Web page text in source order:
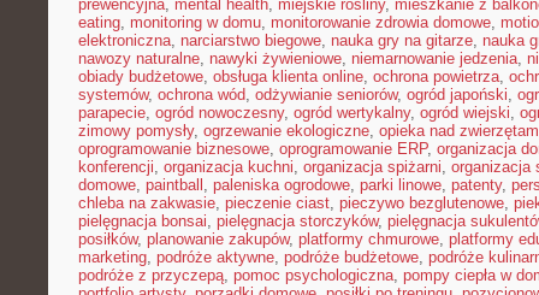
prewencyjna, mental health, miejskie rośliny, mieszkanie z
eating, monitoring w domu, monitorowanie zdrowia domowe,
elektroniczna, narciarstwo biegowe, nauka gry na gitarze, nauka
nawozy naturalne, nawyki żywieniowe, niemarnowanie jedzenia,
obiady budżetowe, obsługa klienta online, ochrona powietrza,
systemów, ochrona wód, odżywianie seniorów, ogród japoński,
parapecie, ogród nowoczesny, ogród wertykalny, ogród wiejski,
zimowy pomysły, ogrzewanie ekologiczne, opieka nad
oprogramowanie biznesowe, oprogramowanie ERP, organizacja
konferencji, organizacja kuchni, organizacja spiżarni, organizacja
domowe, paintball , paleniska ogrodowe, parki linowe, patenty,
chleba na zakwasie, pieczenie ciast, pieczywo bezglutenowe,
pielęgnacja bonsai, pielęgnacja storczyków, pielęgnacja
posiłków, planowanie zakupów, platformy chmurowe, platformy
marketing, podróże aktywne, podróże budżetowe, podróże
podróże z przyczepą, pomoc psychologiczna, pompy ciepła w